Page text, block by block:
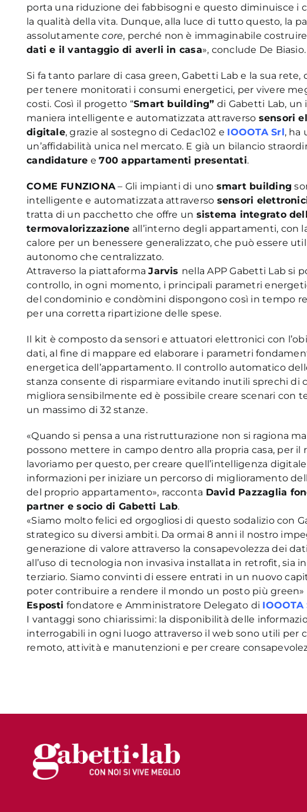
porta una riduzione dei fabbisogni e questo diminuisce i
la qualità della vita. Dunque, alla luce di tutto questo, la
assolutamentecore, perché non è immaginabile costruire
dati e il vantaggio di averli in casa», conclude De Biasio.
Si fa tanto parlare di casa green, Gabetti Lab e la sua
per tenere monitorati i consumi energetici, per vivere
costi. Così il progetto “Smart building” di Gabetti Lab,
maniera intelligente e automatizzata attraverso sensori
digitale, grazie al sostegno di Cedac102 e IOOOTA Srl, ha
un’affidabilità unica nel mercato. E già un bilancio
candidature e700 appartamenti presentati.
COME FUNZIONA– Gli impianti di uno smart building
intelligente e automatizzata attraverso sensori
tratta di un pacchetto che offre un sistema integrato
termovalorizzazione all’interno degli appartamenti, con
calore per un benessere generalizzato, che può essere
autonomo che centralizzato.
Attraverso la piattaformaJarvis nella APP Gabetti Lab si
controllo, in ogni momento, i principali parametri
del condominio e condòmini dispongono così in tempo
per una corretta ripartizione delle spese.
Il kit è composto da sensori e attuatori elettronici con
dati, al fine di mappare ed elaborare i parametri
energetica dell’appartamento. Il controllo automatico
stanza consente di risparmiare evitando inutili sprechi di
migliora sensibilmente ed è possibile creare scenari con
un massimo di 32 stanze.
«Quando si pensa a una ristrutturazione non si ragiona
possono mettere in campo dentro alla propria casa, per il
lavoriamo per questo, per creare quell’intelligenza
informazioni per iniziare un percorso di miglioramento
del proprio appartamento», racconta David Pazzaglia
partner e socio di Gabetti Lab.
«Siamo molto felici ed orgogliosi di questo sodalizio con
strategico su diversi ambiti. Da ormai 8 anni il nostro
generazione di valore attraverso la consapevolezza dei
all’uso di tecnologia non invasiva installata in retrofit, sia
terziario. Siamo convinti di essere entrati in un nuovo
poter contribuire a rendere il mondo un posto più green»
Esposti fondatore e Amministratore Delegato di IOOOTA
I vantaggi sono chiarissimi: la disponibilità delle
interrogabili in ogni luogo attraverso il web sono utili per
remoto, attività e manutenzioni e per creare